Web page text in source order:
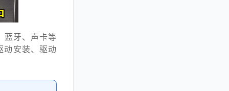
蓝牙、声卡等
动安装、驱动